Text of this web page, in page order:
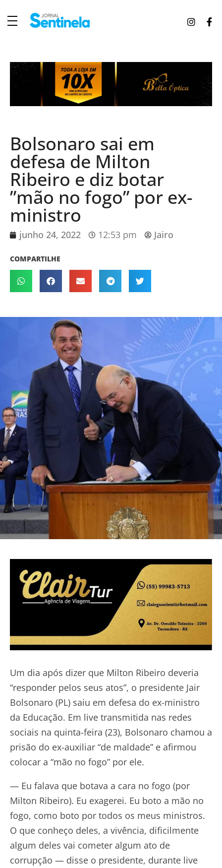
Bolsonaro sai em
defesa de Milton
Ribeiro e diz botar
”mão no fogo” por ex-
ministro
junho 24, 2022 12:53 pm Jairo
COMPARTILHE
Um dia após dizer que Milton Ribeiro deveria
“responder pelos seus atos”, o presidente Jair
Bolsonaro (PL) saiu em defesa do ex-ministro
da Educação. Em live transmitida nas redes
sociais na quinta-feira (23), Bolsonaro chamou a
prisão do ex-auxiliar “de maldade” e afirmou
colocar a “mão no fogo” por ele.
— Eu falava que botava a cara no fogo (por
Milton Ribeiro). Eu exagerei. Eu boto a mão no
fogo, como boto por todos os meus ministros.
O que conheço deles, a vivência, dificilmente
algum deles vai cometer algum ato de
corrupção — disse o presidente, durante live